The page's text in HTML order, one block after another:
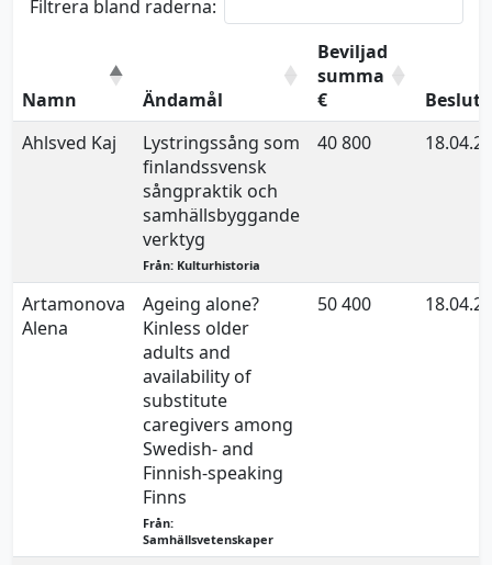
Filtrera bland raderna:
Namn Ändamål
Beviljad
summa
€
Ahlsved Kaj
Lystringssång som
finlandssvensk
sångpraktik och
samhällsbyggande
verktyg
Från: Kulturhistoria
40 800
Artamonova
Alena
Ageing alone?
Kinless older
adults and
availability of
substitute
caregivers among
Swedish- and
Finnish-speaking
Finns
Från:
Samhällsvetenskaper
50 400